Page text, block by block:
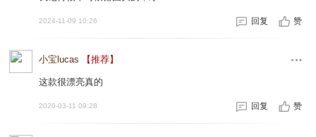
2024-11-09 10:26 回复 赞
小宝lucas 【推荐】
这款很漂亮真的
2020-03-11 09:28 回复 赞